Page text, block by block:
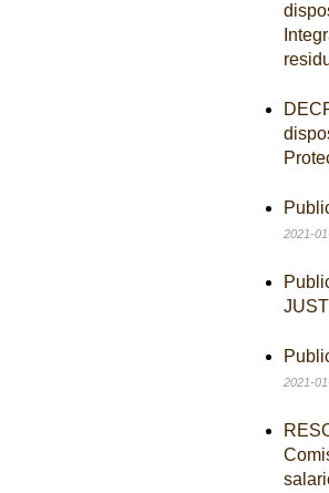
2021-
2021-